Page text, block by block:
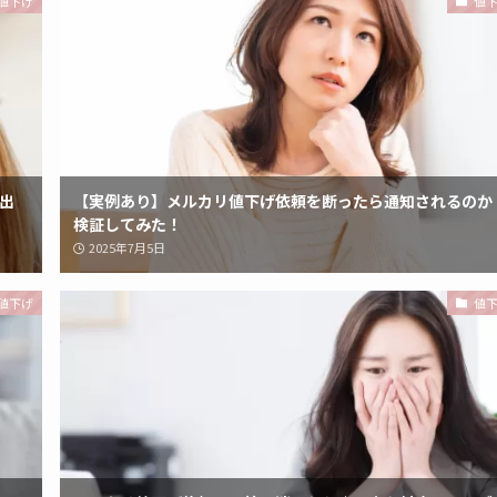
【実例あり】メルカリ値下げ依頼を断ったら通知されるのか
検証してみた！
2025年7月5日
下げ 値